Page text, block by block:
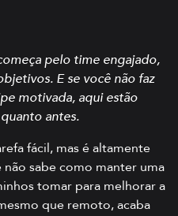
pelo time engajado,
E se você não faz
motivada, aqui estão
antes.
fácil, mas é altamente
não sabe como manter uma
tomar para melhorar a
que remoto, acaba